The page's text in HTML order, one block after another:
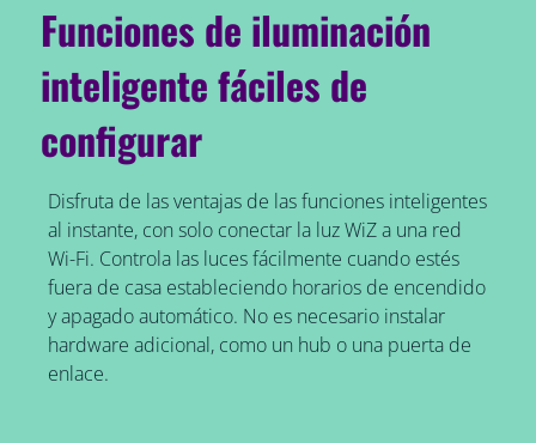
Funciones de iluminación
inteligente fáciles de
configurar
Disfruta de las ventajas de las funciones inteligentes
al instante, con solo conectar la luz WiZ a una red
Wi-Fi. Controla las luces fácilmente cuando estés
fuera de casa estableciendo horarios de encendido
y apagado automático. No es necesario instalar
hardware adicional, como un hub o una puerta de
enlace.